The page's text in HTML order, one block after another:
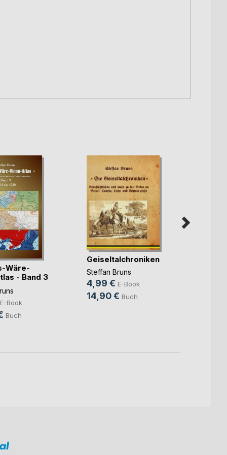
Wäre-
- Band 3
E-Book
Buch
Geiseltalchroniken
Steffan Bruns
4,99 € E-Book
14,90 € Buch